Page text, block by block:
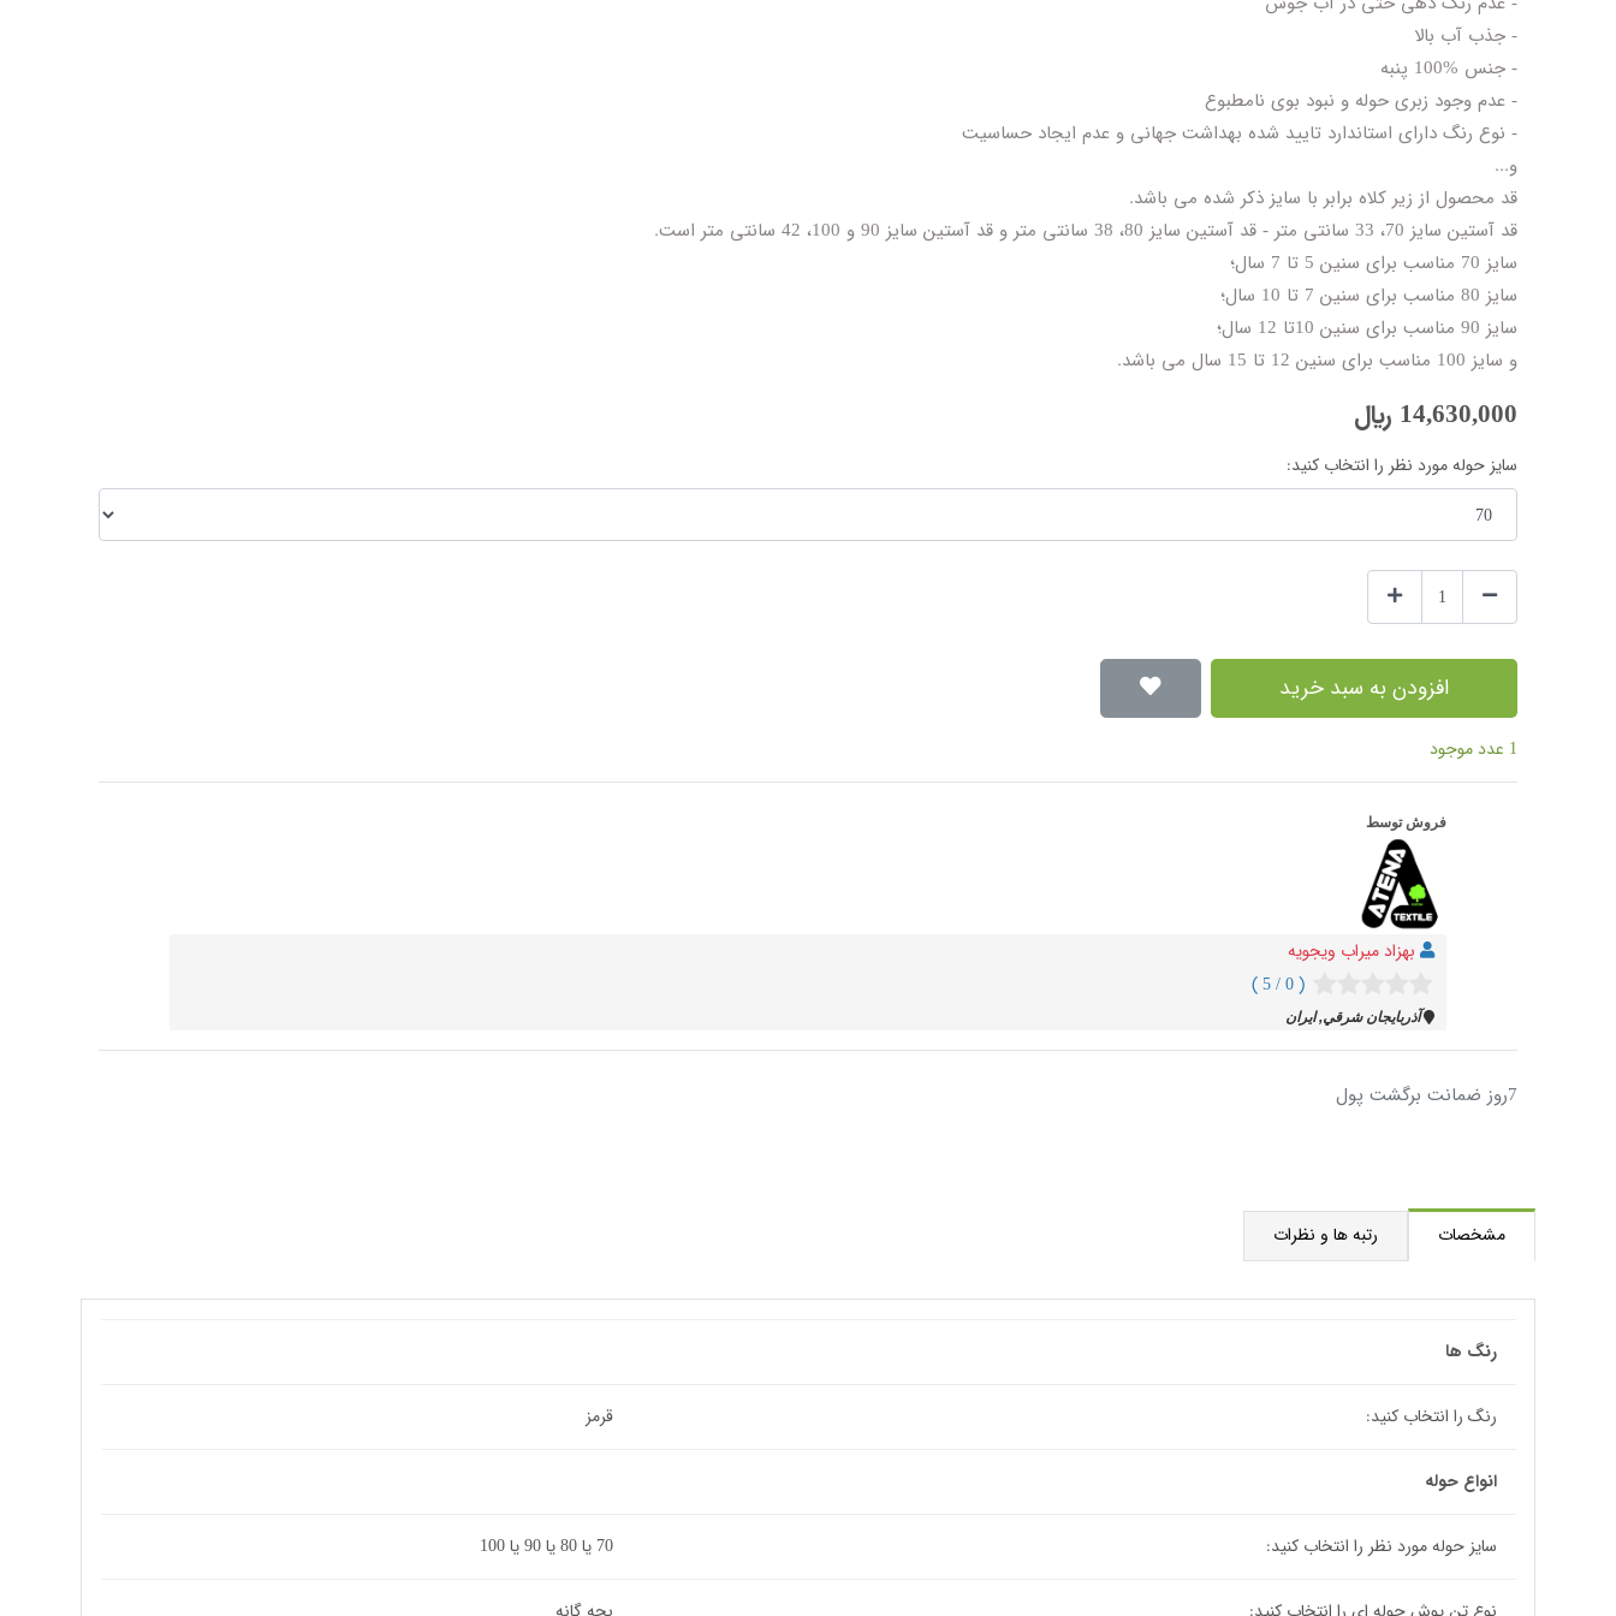
- جذب آب بالا
- جنس %100 پنبه
- عدم وجود زبری حوله و نبود بوی نامطبوع
- نوع رنگ دارای استاندارد تایید شده بهداشت جهانی و عدم ایجاد حساسیت
و...
قد محصول از زیر کلاه برابر با سایز ذکر شده می باشد.
قد آستین سایز 70، 33 سانتی متر - قد آستین سایز 80، 38 سانتی متر و قد آستین سایز 90 و 100، 42 سانتی متر است.
سایز 70 مناسب برای سنین 5 تا 7 سال؛
سایز 80 مناسب برای سنین 7 تا 10 سال؛
سایز 90 مناسب برای سنین 10تا 12 سال؛
و سایز 100 مناسب برای سنین 12 تا 15 سال می باشد.
14,630,000 ﷼
سایز حوله مورد نظر را انتخاب کنید:
افزودن به سبد خرید
1 عدد موجود
فروش توسط
بهزاد میراب ویجویه
( 0 / 5 )
آذربايجان شرقي, ایران
7روز ضمانت برگشت پول
مشخصات رتبه ها و نظرات
رنگ ها
رنگ را انتخاب کنید: قرمز
انواع حوله
سایز حوله مورد نظر را انتخاب کنید: 70 یا 80 یا 90 یا 100